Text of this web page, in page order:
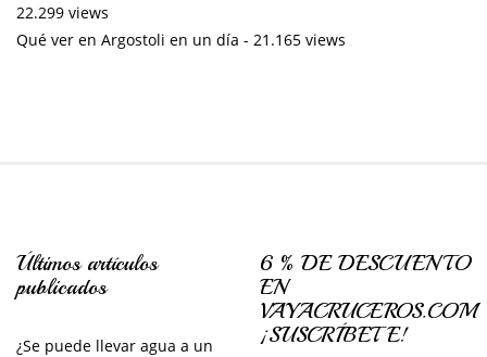
22.299 views
Qué ver en Argostoli en un día - 21.165 views
Últimos artículos
publicados
¿Se puede llevar agua a un
6 % DE DESCUENTO
EN
VAYACRUCEROS.COM
¡SUSCRÍBETE!